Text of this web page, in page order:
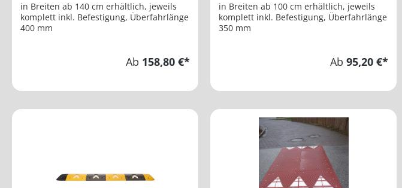
in Breiten ab 140 cm erhältlich, jeweils
komplett inkl. Befestigung, Überfahrlänge
400 mm
Ab 158,80 €*
in Breiten ab 100 cm erhältlich, jeweils
komplett inkl. Befestigung, Überfahrlänge
350 mm
Ab 95,20 €*